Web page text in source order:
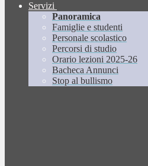
Servizi
Panoramica
Famiglie e studenti
Personale scolastico
Percorsi di studio
Orario lezioni 2025-26
Bacheca Annunci
Stop al bullismo